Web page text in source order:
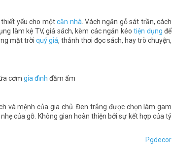
thiết yếu cho mộtcăn nhà . Vách ngăn gỗ sát trần, cách
làm kệ TV, giá sách, kèm các ngăn kéo tiện dụng để
mặt trời quý giá, thảnh thơi đọc sách, hay trò chuyện,
cơm gia đình đầm ấm
và mệnh của gia chủ. Đen trắng được chọn làm gam
của gỗ. Không gian hoàn thiện bởi sự kết hợp của tỷ
Pgdecor